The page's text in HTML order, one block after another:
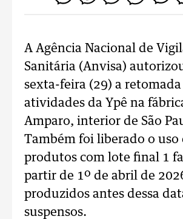
A Agência Nacional de
Sanitária (Anvisa)
sexta-feira (29) a retomada
atividades da Ypê na
Amparo, interior de São
Também foi liberado o uso
produtos com lote final 1
partir de 1º de abril de
produzidos antes dessa
suspensos.